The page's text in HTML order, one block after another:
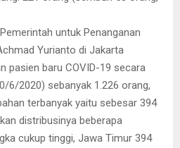
untuk Penanganan
Yurianto di Jakarta
pasien baru COVID-19 secara
6/2020) sebanyak 1.226 orang,
terbanyak yaitu sebesar 394
distribusinya beberapa
cukup tinggi, Jawa Timur 394